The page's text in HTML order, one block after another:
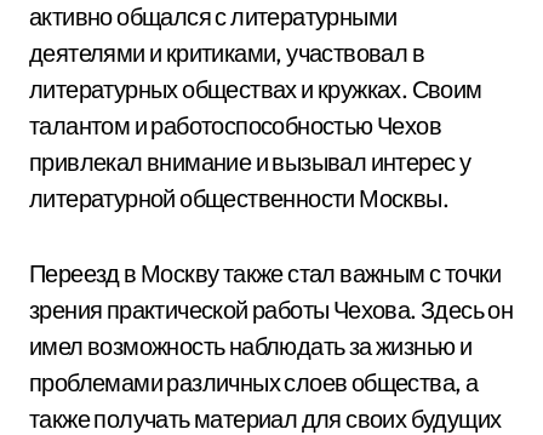
активно общался с литературными
деятелями и критиками, участвовал в
литературных обществах и кружках. Своим
талантом и работоспособностью Чехов
привлекал внимание и вызывал интерес у
литературной общественности Москвы.
Переезд в Москву также стал важным с точки
зрения практической работы Чехова. Здесь он
имел возможность наблюдать за жизнью и
проблемами различных слоев общества, а
также получать материал для своих будущих